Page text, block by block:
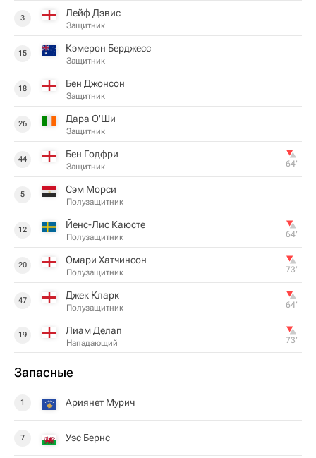
3 Лейф Дэвис
Защитник
15 Кэмерон Берджесс
Защитник
18 Бен Джонсон
Защитник
26 Дара О'Ши
Защитник
44 Бен Годфри
Защитник 64‎’‎
5 Сэм Морси
Полузащитник
12 Йенс-Лис Каюсте
Полузащитник 64‎’‎
20 Омари Хатчинсон
Полузащитник 73‎’‎
47 Джек Кларк
Полузащитник 64‎’‎
19 Лиам Делап
Нападающий 73‎’‎
Запасные
1 Ариянет Мурич
7 Уэс Бернс